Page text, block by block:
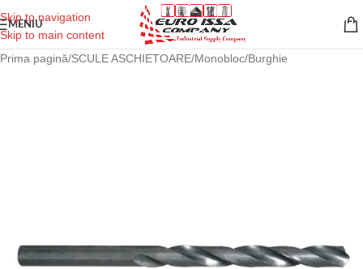
Skip to navigation
Skip to main content
MENIU
Prima pagină/SCULE ASCHIETOARE/Monobloc/Burghie